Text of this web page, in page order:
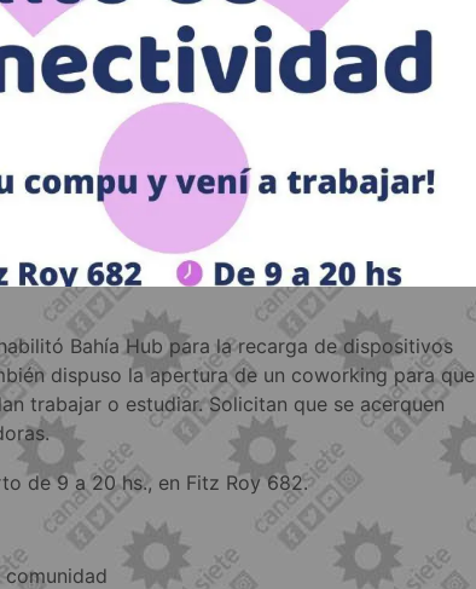
Bahía Hub para la recarga de dispositivos
dispuso la apertura de un coworking para que
trabajar o estudiar. Solicitan que se acerquen
de 9 a 20 hs., en Fitz Roy 682.